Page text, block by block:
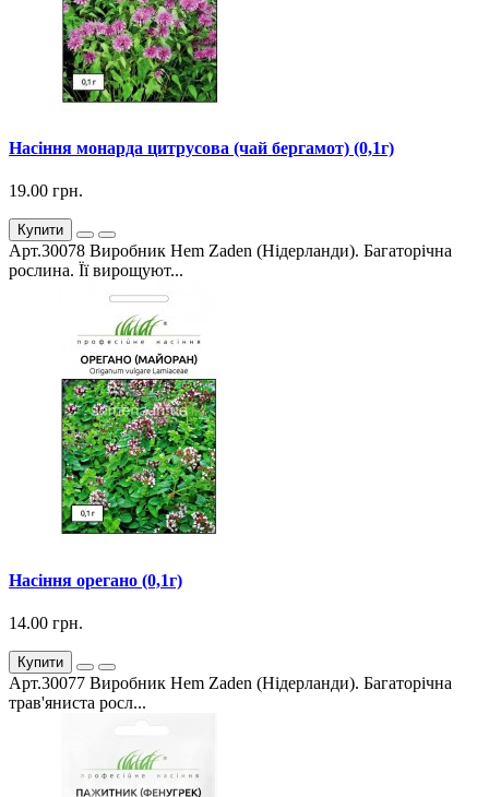
Насіння монарда цитрусова (чай бергамот) (0,1г)
19.00 грн.
Купити
Арт.30078 Виробник Hem Zaden (Нідерланди). Багаторічна
рослина. Її вирощуют...
Насіння орегано (0,1г)
14.00 грн.
Купити
Арт.30077 Виробник Hem Zaden (Нідерланди). Багаторічна
трав'яниста росл...